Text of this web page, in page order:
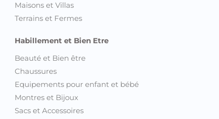
Maisons et Villas
Terrains et Fermes
Habillement et Bien Etre
Beauté et Bien être
Chaussures
Equipements pour enfant et bébé
Montres et Bijoux
Sacs et Accessoires